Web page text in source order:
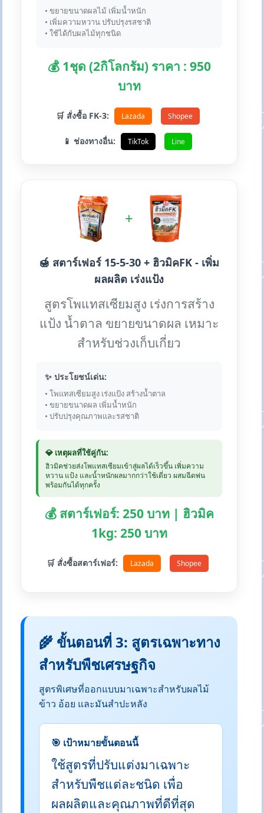
• ขยายขนาดผลไม้ เพิ่มน้ำหนัก
• เพิ่มความหวาน ปรับปรุงรสชาติ
• ใช้ได้กับผลไม้ทุกชนิด
💰 1ชุด (2กิโลกรัม) ราคา : 950
บาท
🛒 สั่งซื้อ FK-3: Lazada Shopee
📱 ช่องทางอื่น: TikTok Line
+
🍯 สตาร์เฟอร์ 15-5-30 + ฮิวมิคFK - เพิ่ม
ผลผลิต เร่งแป้ง
สูตรโพแทสเซียมสูง เร่งการสร้าง
แป้ง น้ำตาล ขยายขนาดผล เหมาะ
สำหรับช่วงเก็บเกี่ยว
✨ ประโยชน์เด่น:
• โพแทสเซียมสูง เร่งแป้ง สร้างน้ำตาล
• ขยายขนาดผล เพิ่มน้ำหนัก
• ปรับปรุงคุณภาพและรสชาติ
💎 เหตุผลที่ใช้คู่กัน:
ฮิวมิคช่วยส่งโพแทสเซียมเข้าสู่ผลได้เร็วขึ้น เพิ่มความ
หวาน แป้ง และน้ำหนักผลมากกว่าใช้เดี่ยว ผสมฉีดพ่น
พร้อมกันได้ทุกครั้ง
💰 สตาร์เฟอร์: 250 บาท | ฮิวมิค
1kg: 250 บาท
🛒 สั่งซื้อสตาร์เฟอร์: Lazada Shopee
🌾 ขั้นตอนที่ 3: สูตรเฉพาะทาง
สำหรับพืชเศรษฐกิจ
สูตรพิเศษที่ออกแบบมาเฉพาะสำหรับผลไม้
ข้าว อ้อย และมันสำปะหลัง
🎯 เป้าหมายขั้นตอนนี้
ใช้สูตรที่ปรับแต่งมาเฉพาะ
สำหรับพืชแต่ละชนิด เพื่อ
ผลผลิตและคุณภาพที่ดีที่สุด